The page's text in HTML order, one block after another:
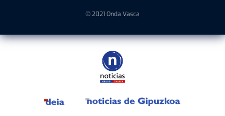
© 2021 Onda Vasca